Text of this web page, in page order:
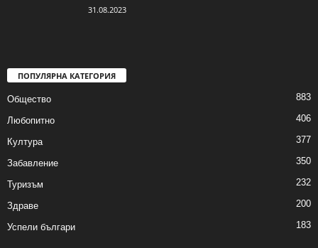
31.08.2023
ПОПУЛЯРНА КАТЕГОРИЯ
Общество 883
Любопитно 406
Култура 377
Забавление 350
Туризъм 232
Здраве 200
Успели българи 183